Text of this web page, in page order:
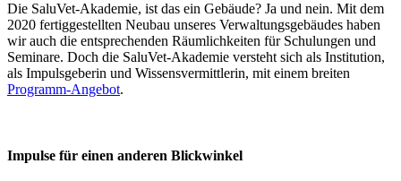
Die SaluVet-Akademie, ist das ein Gebäude? Ja und nein. Mit dem
2020 fertiggestellten Neubau unseres Verwaltungsgebäudes haben
wir auch die entsprechenden Räumlichkeiten für Schulungen und
Seminare. Doch die SaluVet-Akademie versteht sich als Institution,
als Impulsgeberin und Wissensvermittlerin, mit einem breiten
Programm-Angebot.
Impulse für einen anderen Blickwinkel